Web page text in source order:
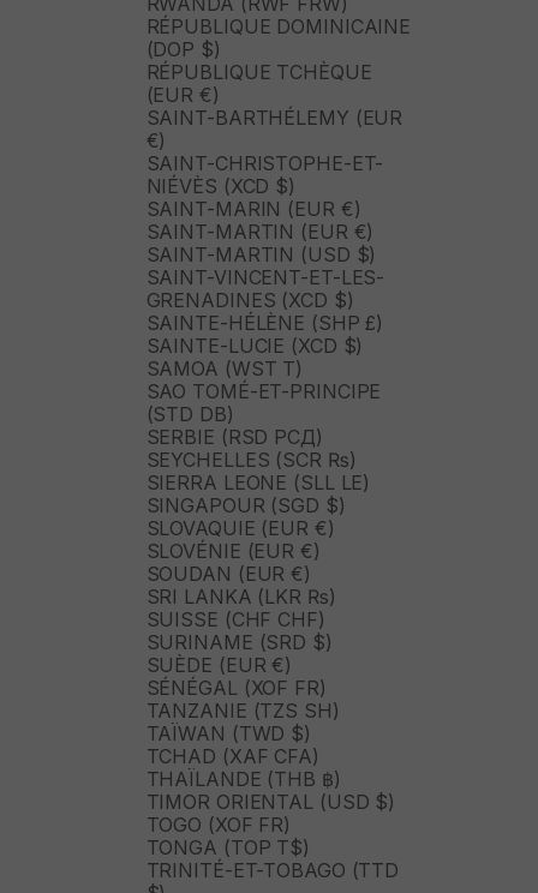
RÉPUBLIQUE DOMINICAINE
(DOP $)
RÉPUBLIQUE TCHÈQUE
(EUR €)
SAINT-BARTHÉLEMY (EUR
€)
SAINT-CHRISTOPHE-ET-
NIÉVÈS (XCD $)
SAINT-MARIN (EUR €)
SAINT-MARTIN (EUR €)
SAINT-MARTIN (USD $)
SAINT-VINCENT-ET-LES-
GRENADINES (XCD $)
SAINTE-HÉLÈNE (SHP £)
SAINTE-LUCIE (XCD $)
SAMOA (WST T)
SAO TOMÉ-ET-PRINCIPE
(STD DB)
SERBIE (RSD РСД)
SEYCHELLES (SCR ₨)
SIERRA LEONE (SLL LE)
SINGAPOUR (SGD $)
SLOVAQUIE (EUR €)
SLOVÉNIE (EUR €)
SOUDAN (EUR €)
SRI LANKA (LKR ₨)
SUISSE (CHF CHF)
SURINAME (SRD $)
SUÈDE (EUR €)
SÉNÉGAL (XOF FR)
TANZANIE (TZS SH)
TAÏWAN (TWD $)
TCHAD (XAF CFA)
THAÏLANDE (THB ฿)
TIMOR ORIENTAL (USD $)
TOGO (XOF FR)
TONGA (TOP T$)
TRINITÉ-ET-TOBAGO (TTD